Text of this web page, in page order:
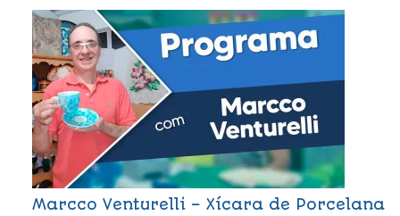
Marcco Venturelli – Xícara de Porcelana